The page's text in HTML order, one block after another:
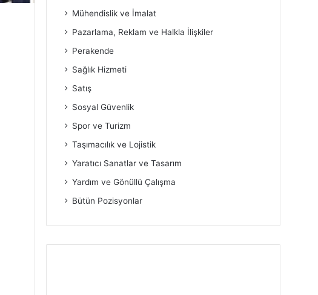
Mühendislik ve İmalat
Pazarlama, Reklam ve Halkla İlişkiler
Perakende
Sağlık Hizmeti
Satış
Sosyal Güvenlik
Spor ve Turizm
Taşımacılık ve Lojistik
Yaratıcı Sanatlar ve Tasarım
Yardım ve Gönüllü Çalışma
Bütün Pozisyonlar